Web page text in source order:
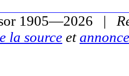
1905—2026 |
la source et